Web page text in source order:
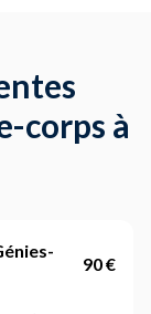
corps à
90 €